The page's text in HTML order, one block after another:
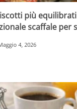
più
scaffale per
4, 2026